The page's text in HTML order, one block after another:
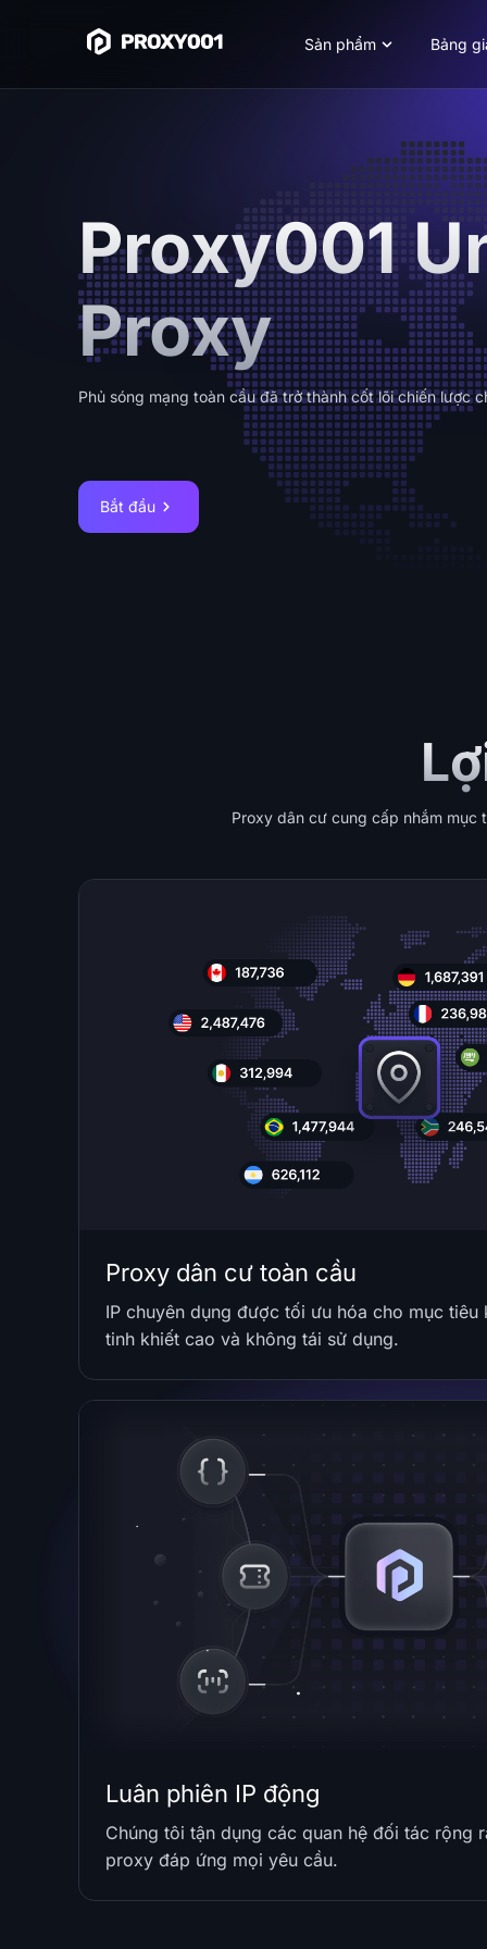
Sản phẩm Bảng
Proxy001
Proxy
Phủ sóng mạng toàn cầu đã trở thành cốt lõi chiến lược
Bắt đầu
Proxy dân cư cung cấp nhắm
Proxy dân cư toàn cầu
IP chuyên dụng được tối ưu hóa cho mục tiêu
tinh khiết cao và không tái sử dụng.
Luân phiên IP động
Chúng tôi tận dụng các quan hệ đối tác rộng
proxy đáp ứng mọi yêu cầu.